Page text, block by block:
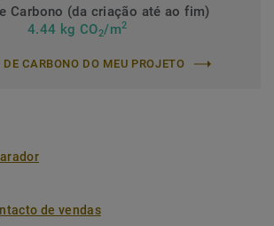
Carbono (da criação até ao fim)
4.44 kg CO2/m2
CARBONO DO MEU PROJETO
de vendas